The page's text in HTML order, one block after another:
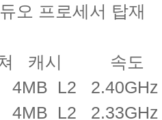
오 프로세서 탑재
쳐 캐시 속도
4MB L2
4MB L2